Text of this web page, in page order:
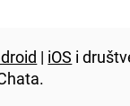
| iOS i